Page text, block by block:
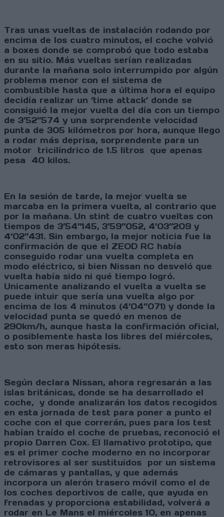
Tras unas vueltas de instalación rodando por
encima de los cuatro minutos, el coche volvió
a boxes donde se comprobó que todo estaba
en su sitio. Más vueltas serían realizadas
durante la mañana solo interrumpido por algún
problema menor con el sistema de
combustible hasta que a última hora el equipo
decidía realizar un ‘time attack’ donde se
consiguió la mejor vuelta del día con un tiempo
de 3’52’’574 y una sorprendente velocidad
punta de 305 kilómetros por hora, aunque llego
a rodar más deprisa, sorprendente para un
motor tricilíndrico de 1.5 litros que apenas
pesa 40 kilos.
En la sesión de tarde, la mejor vuelta se
marcaba en la primera vuelta, al contrario que
por la mañana. Un stint de cuatro vueltas con
tiempos de 3’54’’145, 3’59’’052, 4’03’’209 y
4’02’’431. Sin embargo, la mejor noticia fue la
confirmación de que el ZEOD RC había
conseguido rodar una vuelta completa en
modo eléctrico, si bien Nissan no desveló que
vuelta había sido ni qué tiempo logró.
Unicamente analizando el vuelta a vuelta se
puede intuir que sería una vuelta algo por
encima de los 4 minutos (4’04’’071) y donde la
velocidad punta se quedó en menos de
290km/h, aunque hasta la confirmación oficial,
o posiblemente hasta los libres del miércoles,
esto son meras hipótesis.
Según declara Nissan, ahora regresarán a las
islas británicas, donde se ha desarrollado el
coche, y donde analizarán los datos recogidos
en esta jornada de test para poner a punto el
coche con el que correrán, pues para los test
habían traído el coche de pruebas, reconoció el
propio Darren Cox. El llamativo prototipo, que
es el primer coche moderno en no incorporar
retrovisores al ser sustituidos por un sistema
de cámaras y pantallas, y que además
incorpora un alerón trasero móvil como el de
los coches deportivos de calle, que ayuda en
frenadas y proporciona estabilidad, volverá a
rodar en Le Mans el miércoles 10, en apenas